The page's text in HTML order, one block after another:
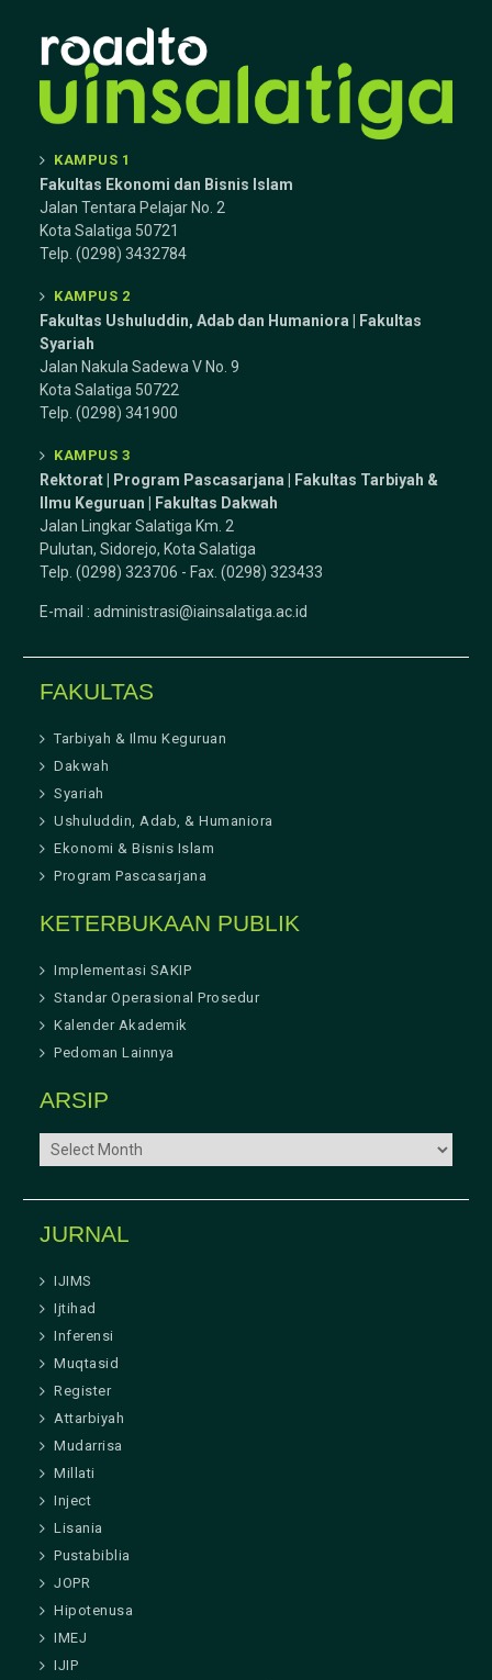
KAMPUS 1
Fakultas Ekonomi dan Bisnis Islam
Jalan Tentara Pelajar No. 2
Kota Salatiga 50721
Telp. (0298) 3432784
KAMPUS 2
Fakultas Ushuluddin, Adab dan Humaniora | Fakultas
Syariah
Jalan Nakula Sadewa V No. 9
Kota Salatiga 50722
Telp. (0298) 341900
KAMPUS 3
Rektorat | Program Pascasarjana | Fakultas Tarbiyah &
Ilmu Keguruan | Fakultas Dakwah
Jalan Lingkar Salatiga Km. 2
Pulutan, Sidorejo, Kota Salatiga
Telp. (0298) 323706 - Fax. (0298) 323433
E-mail :administrasi@iainsalatiga.ac.id
FAKULTAS
Tarbiyah & Ilmu Keguruan
Dakwah
Syariah
Ushuluddin, Adab, & Humaniora
Ekonomi & Bisnis Islam
Program Pascasarjana
KETERBUKAAN PUBLIK
Implementasi SAKIP
Standar Operasional Prosedur
Kalender Akademik
Pedoman Lainnya
ARSIP
ARSIP
JURNAL
IJIMS
Ijtihad
Inferensi
Muqtasid
Register
Attarbiyah
Mudarrisa
Millati
Inject
Lisania
Pustabiblia
JOPR
Hipotenusa
IMEJ
IJIP